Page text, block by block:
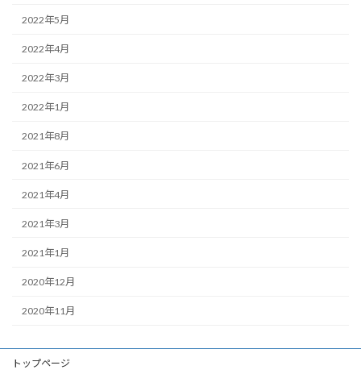
2022年5月
2022年4月
2022年3月
2022年1月
2021年8月
2021年6月
2021年4月
2021年3月
2021年1月
2020年12月
2020年11月
トップページ